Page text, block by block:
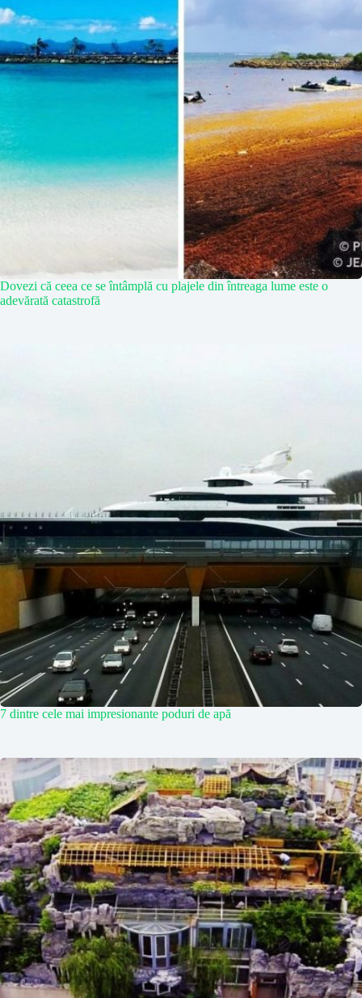
Dovezi că ceea ce se întâmplă cu plajele din întreaga lume este o
adevărată catastrofă
7 dintre cele mai impresionante poduri de apă